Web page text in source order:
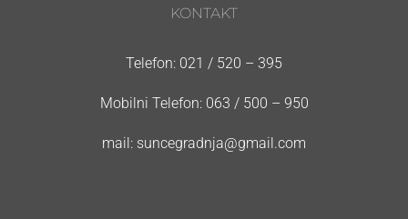
KONTAKT
Telefon: 021 / 520 – 395
Mobilni Telefon: 063 / 500 – 950
mail: suncegradnja@gmail.com